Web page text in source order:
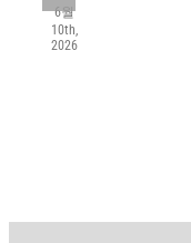
6월
10th,
2026